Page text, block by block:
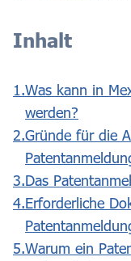
Inhalt
1.Was kann in
werden?
2.Gründe für die
3.Das
4.Erforderliche
5.Warum ein